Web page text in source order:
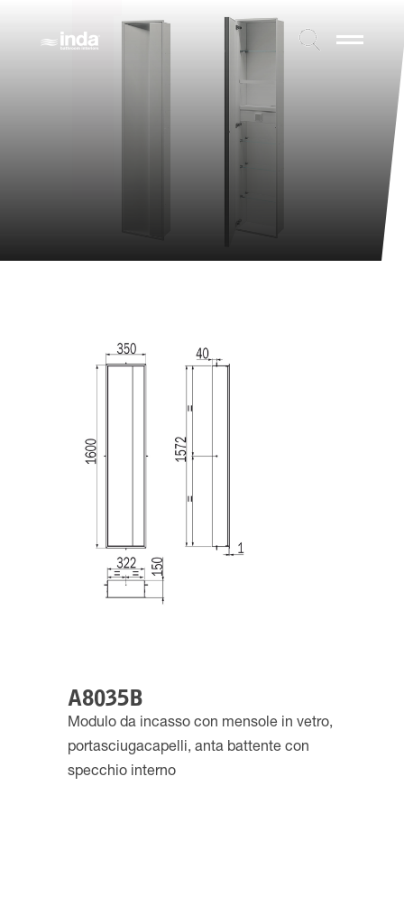
A8035B
Modulo da incasso con mensole in vetro,
portasciugacapelli, anta battente con
specchio interno